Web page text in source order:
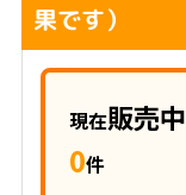
果です）
現在販売中
0件